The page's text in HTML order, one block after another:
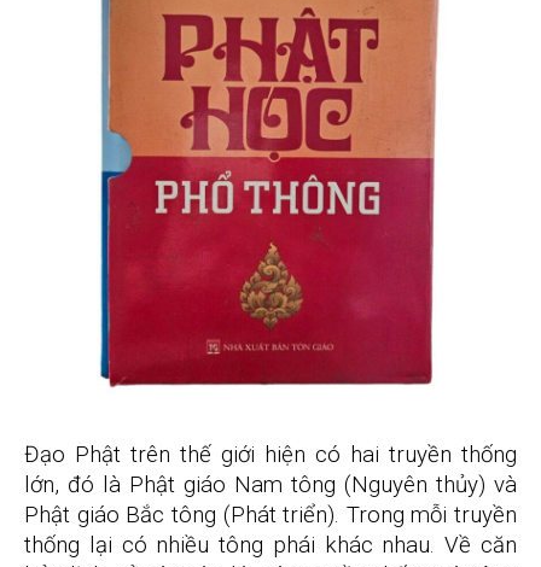
Đạo Phật trên thế giới hiện có hai truyền thống
lớn, đó là Phật giáo Nam tông (Nguyên thủy) và
Phật giáo Bắc tông (Phát triển). Trong mỗi truyền
thống lại có nhiều tông phái khác nhau. Về căn